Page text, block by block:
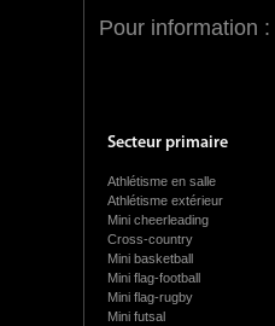
Pour information :
Secteur primaire
Athlétisme en salle
Athlétisme extérieur
Mini cheerleading
Cross-country
Mini basketball
Mini flag-football
Mini flag-rugby
Mini futsal